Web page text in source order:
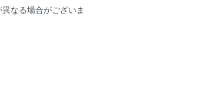
なる場合がございま